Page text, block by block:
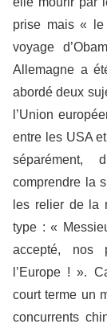
prise mais«
voyage
Allemagne a
abordé deux
l’Union
entre les USA
séparément,
comprendre la
les relier de la
type : «
accepté, nos
l’Europe ! ».
court terme un
concurrents